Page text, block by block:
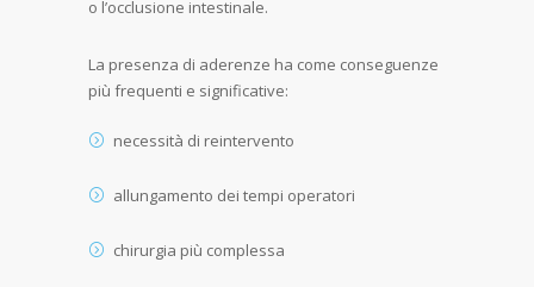
o l’occlusione intestinale.
La presenza di aderenze ha come conseguenze
più frequenti e significative:
necessità di reintervento
allungamento dei tempi operatori
chirurgia più complessa